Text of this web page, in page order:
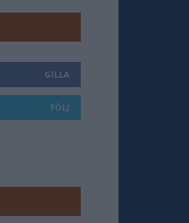
GILLA
FÖLJ